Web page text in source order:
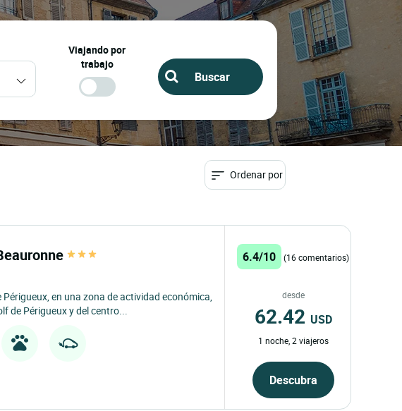
Viajando por
trabajo
Ordenar por
en una zona de actividad económica,
de Périgueux y del centro...
6.4/10 (16 comentarios)
desde
62.42 USD
1 noche, 2 viajeros
Descubra